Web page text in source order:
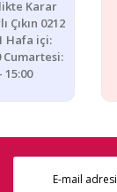
Karar
Çıkın 0212
Hafa içi:
Cumartesi:
15:00